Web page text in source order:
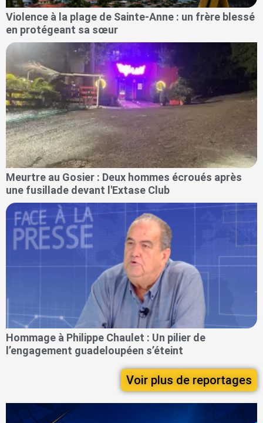
Violence à la plage de Sainte-Anne : un frère blessé
en protégeant sa sœur
Meurtre au Gosier : Deux hommes écroués après
une fusillade devant l'Extase Club
Hommage à Philippe Chaulet : Un pilier de
l’engagement guadeloupéen s’éteint
Voir plus de reportages